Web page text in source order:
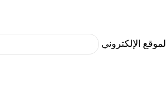
الموقع الإلكتروني